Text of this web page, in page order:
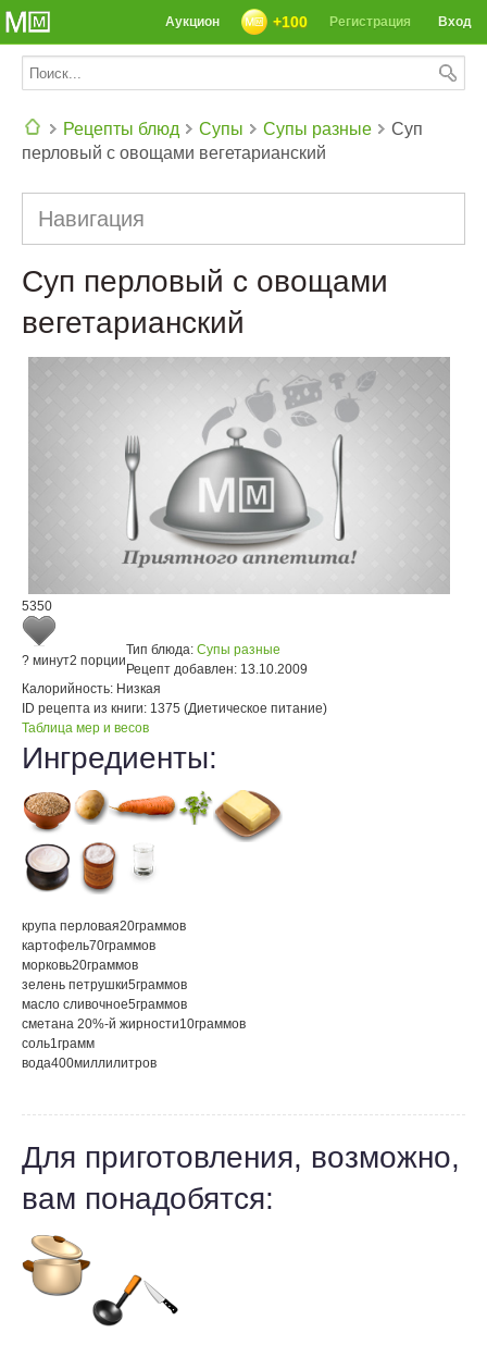
Вход
Регистрация
+100
Аукцион
Рецепты блюд Супы Супы разные
Суп
перловый с овощами вегетарианский
Навигация
Суп перловый с овощами
вегетарианский
5350
? минут2 порции
Тип блюда: Супы разные
Рецепт добавлен: 13.10.2009
Калорийность: Низкая
ID рецепта из книги: 1375 (Диетическое питание)
Таблица мер и весов
Ингредиенты:
крупа перловая20граммов
картофель70граммов
морковь20граммов
зелень петрушки5граммов
масло сливочное5граммов
сметана 20%-й жирности10граммов
соль1грамм
вода400миллилитров
Для приготовления, возможно,
вам понадобятся: